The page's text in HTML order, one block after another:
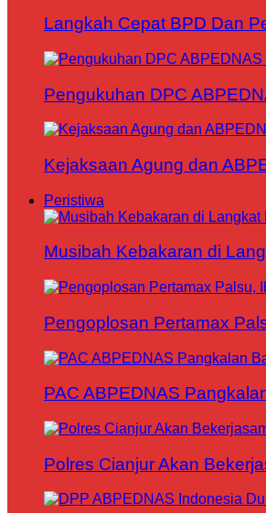
Langkah Cepat BPD Dan
Pengukuhan DPC
Kejaksaan Agung dan
Peristiwa
Musibah Kebakaran di
Pengoplosan Pertamax
PAC ABPEDNAS
Polres Cianjur Akan